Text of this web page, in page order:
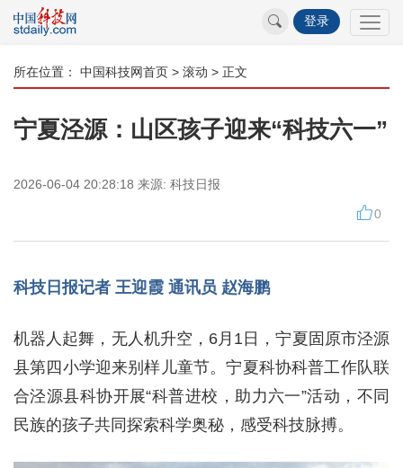
登录
所在位置： 中国科技网首页 > 滚动 > 正文
宁夏泾源：山区孩子迎来“科技六一”
2026-06-04 20:28:18 来源: 科技日报
0
科技日报记者 王迎霞 通讯员 赵海鹏
机器人起舞，无人机升空，6月1日，宁夏固原市泾源
县第四小学迎来别样儿童节。宁夏科协科普工作队联
合泾源县科协开展“科普进校，助力六一”活动，不同
民族的孩子共同探索科学奥秘，感受科技脉搏。